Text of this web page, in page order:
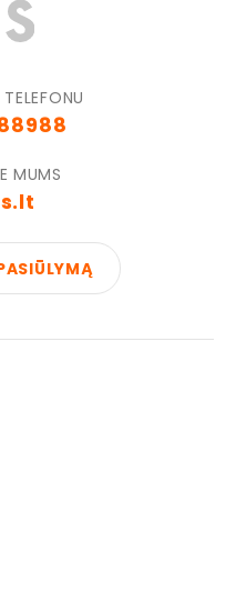
MUMS